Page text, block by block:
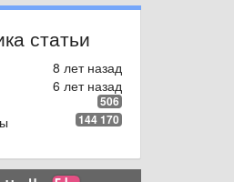
статьи
8 лет назад
6 лет назад
506
144 170